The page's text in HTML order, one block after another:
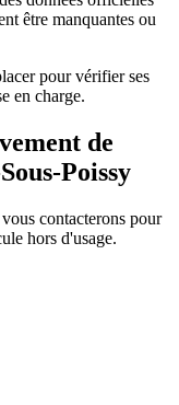
être manquantes ou
pour vérifier ses
en charge.
de
Poissy
contacterons pour
hors d'usage.